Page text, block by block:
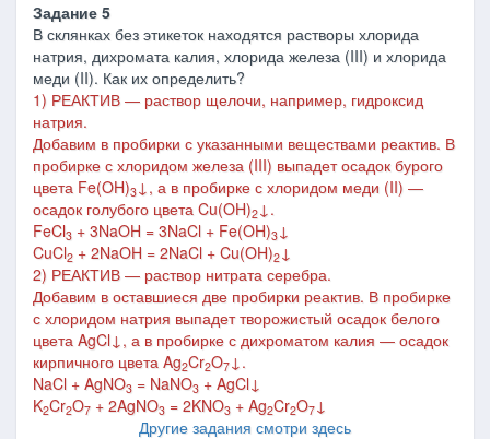
Задание 5
В склянках без этикеток находятся растворы хлорида
натрия, дихромата калия, хлорида железа (III) и хлорида
меди (II). Как их определить?
1) РЕАКТИВ ― раствор щелочи, например, гидроксид
натрия.
Добавим в пробирки с указанными веществами реактив. В
пробирке с хлоридом железа (III) выпадет осадок бурого
цвета Fe(OH)3↓, а в пробирке с хлоридом меди (II) ―
осадок голубого цвета Cu(OH)2↓.
FeCl3 + 3NaOH = 3NaCl + Fe(OH)3↓
CuCl2 + 2NaOH = 2NaCl + Cu(OH)2↓
2) РЕАКТИВ ― раствор нитрата серебра.
Добавим в оставшиеся две пробирки реактив. В пробирке
с хлоридом натрия выпадеттворожистый осадок белого
цвета AgCl↓, а в пробирке с дихроматом калия ― осадок
кирпичного цвета Ag2Cr2O7↓.
NaCl + AgNO3 = NaNO3 + AgCl↓
K2Cr2O7 + 2AgNO3 = 2KNO3 + Ag2Cr2O7↓
Другие задания смотри здесь